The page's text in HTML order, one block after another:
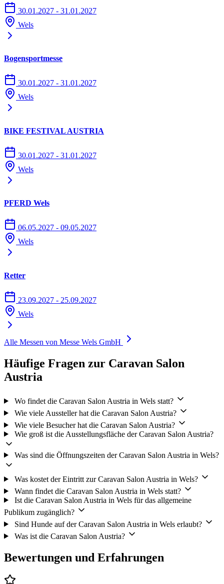
30.01.2027 - 31.01.2027
Wels
Bogensportmesse
30.01.2027 - 31.01.2027
Wels
BIKE FESTIVAL AUSTRIA
30.01.2027 - 31.01.2027
Wels
PFERD Wels
06.05.2027 - 09.05.2027
Wels
Retter
23.09.2027 - 25.09.2027
Wels
Alle Messen von Messe Wels GmbH
Häufige Fragen zur Caravan Salon
Austria
Wo findet die Caravan Salon Austria in Wels statt?
Wie viele Aussteller hat die Caravan Salon Austria?
Wie viele Besucher hat die Caravan Salon Austria?
Wie groß ist die Ausstellungsfläche der Caravan Salon Austria?
Was sind die Öffnungszeiten der Caravan Salon Austria in Wels?
Was kostet der Eintritt zur Caravan Salon Austria in Wels?
Wann findet die Caravan Salon Austria in Wels statt?
Ist die Caravan Salon Austria in Wels für das allgemeine
Publikum zugänglich?
Sind Hunde auf der Caravan Salon Austria in Wels erlaubt?
Was ist die Caravan Salon Austria?
Bewertungen und Erfahrungen